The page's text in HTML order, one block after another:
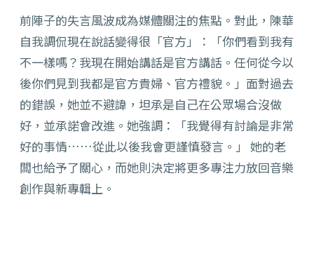
前陣子的失言風波成為媒體關注的焦點。對此，陳華
自我調侃現在說話變得很「官方」：「你們看到我有
不一樣嗎？我現在開始講話是官方講話。任何從今以
後你們見到我都是官方貴婦、官方禮貌。」面對過去
的錯誤，她並不避諱，坦承是自己在公眾場合沒做
好，並承諾會改進。她強調：「我覺得有討論是非常
好的事情……從此以後我會更謹慎發言。」 她的老
闆也給予了關心，而她則決定將更多專注力放回音樂
創作與新專輯上。